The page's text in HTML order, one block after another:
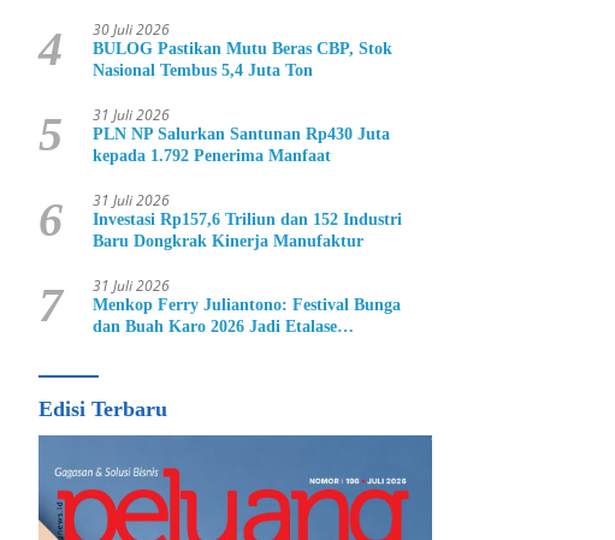
4 30 Juli 2026
BULOG Pastikan Mutu Beras CBP, Stok
Nasional Tembus 5,4 Juta Ton
5 31 Juli 2026
PLN NP Salurkan Santunan Rp430 Juta
kepada 1.792 Penerima Manfaat
6 31 Juli 2026
Investasi Rp157,6 Triliun dan 152 Industri
Baru Dongkrak Kinerja Manufaktur
7 31 Juli 2026
Menkop Ferry Juliantono: Festival Bunga
dan Buah Karo 2026 Jadi Etalase
Edisi Terbaru